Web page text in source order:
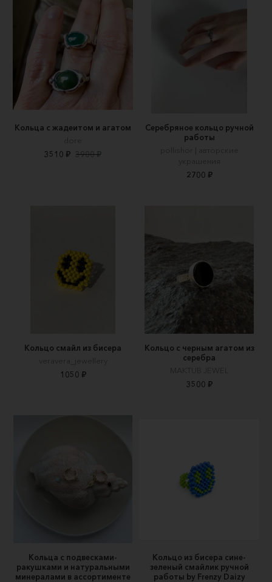
Кольца с жадеитом и агатом
dore
3510 ₽ 3900 ₽
Серебряное кольцо ручной
работы
pollishor | авторские
украшения
2700 ₽
Кольцо смайл из бисера
veravera_jewellery
1050 ₽
Кольцо с черным агатом из
серебра
MAKTUB JEWEL
3500 ₽
Кольца с подвесками-
ракушками и натуральными
минералами в ассортименте
Кольцо из бисера сине-
зеленый смайлик ручной
работы by Frenzy Daizy